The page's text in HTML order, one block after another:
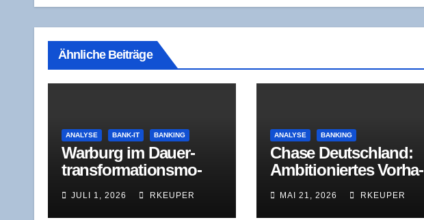
Ähnliche Beiträge
ANALYSE BANK-IT BANKING
War­burg im Dau­er­
trans­for­ma­ti­ons­mo­
ver­lust 2025 wirk­
JULI 1, 2026 RKEUPER
ANALYSE BANKING
Cha­se Deutsch­land:
Ambi­tio­nier­tes Vor­ha­
Herausforderungen
MAI 21, 2026 RKEUPER